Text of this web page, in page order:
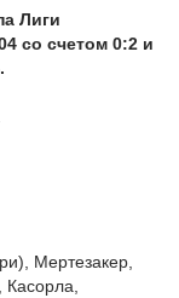
Лиги
со счетом 0:2 и
Мертезакер,
Касорла,